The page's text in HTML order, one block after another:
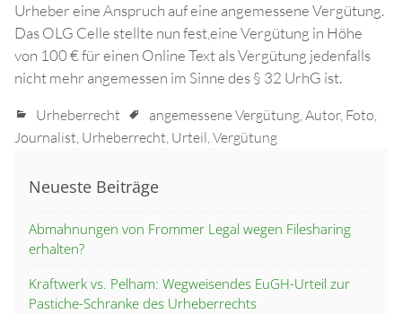
Urheber eine Anspruch auf eine angemessene Vergütung.
Das OLG Celle stellte nun fest,eine Vergütung in Höhe
von 100 € für einen Online Text als Vergütung jedenfalls
nicht mehr angemessen im Sinne des § 32 UrhG ist.
Urheberrecht angemessene Vergütung,Autor, Foto,
Journalist, Urheberrecht, Urteil,Vergütung
Neueste Beiträge
Abmahnungen von Frommer Legal wegen Filesharing
erhalten?
Kraftwerk vs. Pelham: Wegweisendes EuGH-Urteil zur
Pastiche-Schranke des Urheberrechts